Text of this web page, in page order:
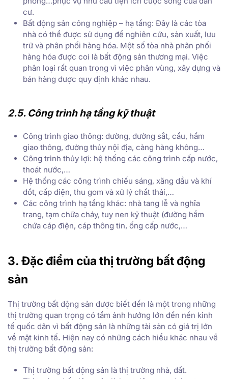
cư.
Bất động sản công nghiệp – hạ tầng: Đây là các tòa
nhà có thể được sử dụng để nghiên cứu, sản xuất, lưu
trữ và phân phối hàng hóa. Một số tòa nhà phân phối
hàng hóa được coi là bất động sản thương mại. Việc
phân loại rất quan trọng vì việc phân vùng, xây dựng và
bán hàng được quy định khác nhau.
2.5. Công trình hạ tầng kỹ thuật
Công trình giao thông: đường, đường sắt, cầu, hầm
giao thông, đường thủy nội địa, càng hàng không…
Công trình thủy lợi: hệ thống các công trình cấp nước,
thoát nước,…
Hệ thống các công trình chiếu sáng, xăng dầu và khí
đốt, cấp điện, thu gom và xử lý chất thải,…
Các công trình hạ tầng khác: nhà tang lễ và nghĩa
trang, tạm chữa cháy, tuy nen kỹ thuật (đường hầm
chứa cáp điện, cáp thông tin, ống cấp nước,…
3. Đặc điểm của thị trường bất động
sản
Thị trường bất động sản được biết đến là một trong những
thị trường quan trọng có tầm ảnh hướng lớn đến nền kinh
tế quốc dân vì bất động sản là những tài sản có giá trị lớn
về mặt kinh tế. Hiện nay có những cách hiểu khác nhau về
thị trường bất động sản:
Thị trường bất động sản là thị trường nhà, đất.